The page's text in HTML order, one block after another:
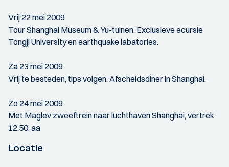
Vrij 22 mei 2009
Tour Shanghai Museum & Yu-tuinen. Exclusieve ecursie
Tongji University en earthquake labatories.
Za 23 mei 2009
Vrij te besteden, tips volgen. Afscheidsdiner in Shanghai.
Zo 24 mei 2009
Met Maglev zweeftrein naar luchthaven Shanghai, vertrek
12.50, aa
Locatie